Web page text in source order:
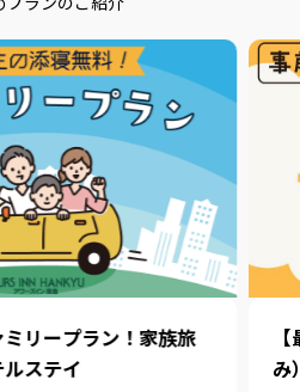
ミリープラン！家族旅
ステイ
み